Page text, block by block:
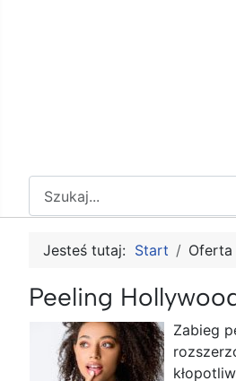
Jesteś tutaj: Start Oferta
Peeling
Zabieg